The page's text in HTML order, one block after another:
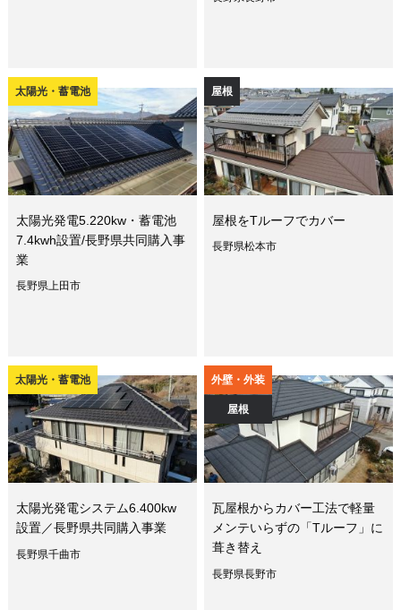
太陽光・蓄電池
太陽光発電5.220kw・蓄電池
7.4kwh設置/長野県共同購入事
業
長野県上田市
屋根
屋根をTルーフでカバー
長野県松本市
太陽光・蓄電池
太陽光発電システム6.400kw
設置／長野県共同購入事業
長野県千曲市
外壁・外装
屋根
瓦屋根からカバー工法で軽量
メンテいらずの「Tルーフ」に
葺き替え
長野県長野市